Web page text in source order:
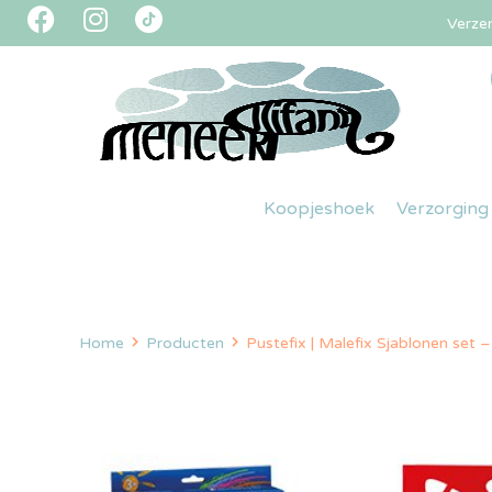
Koopjeshoek Verzorging
Home Producten Pustefix | Malefix Sjablonen set